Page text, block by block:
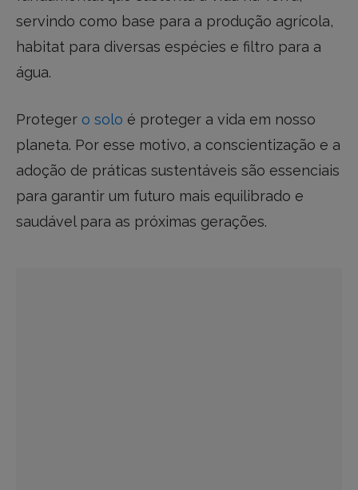
servindo como base para a produção agrícola,
habitat para diversas espécies e filtro para a
água.
Proteger o solo é proteger a vida em nosso
planeta. Por esse motivo, a conscientização e a
adoção de práticas sustentáveis são essenciais
para garantir um futuro mais equilibrado e
saudável para as próximas gerações.